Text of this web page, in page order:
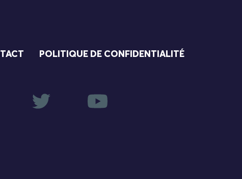
POLITIQUE DE CONFIDENTIALITÉ